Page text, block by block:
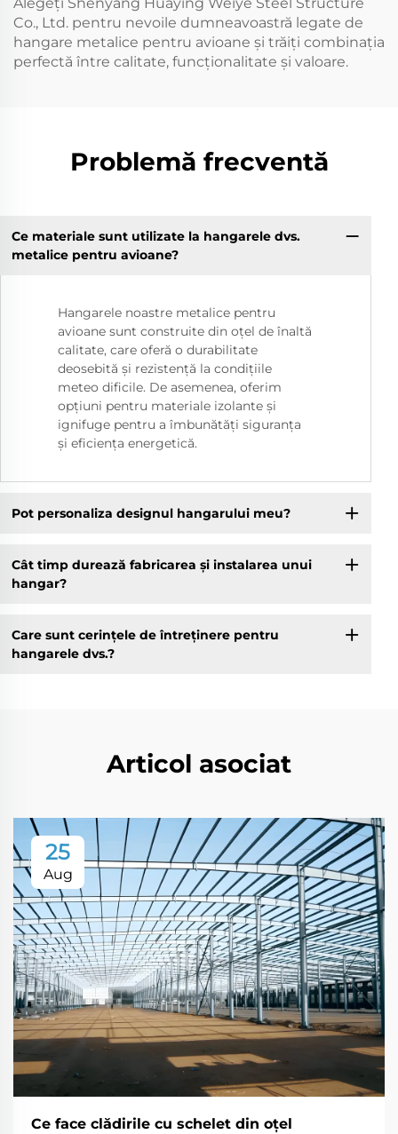
Co., Ltd. pentru nevoile dumneavoastră legate de
hangare metalice pentru avioane și trăiți combinația
perfectă între calitate, funcționalitate și valoare.
Problemă frecventă
Ce materiale sunt utilizate la hangarele dvs.
metalice pentru avioane?
Hangarele noastre metalice pentru
avioane sunt construite din oțel de înaltă
calitate, care oferă o durabilitate
deosebită și rezistență la condițiile
meteo dificile. De asemenea, oferim
opțiuni pentru materiale izolante și
ignifuge pentru a îmbunătăți siguranța
și eficiența energetică.
Pot personaliza designul hangarului meu?
Cât timp durează fabricarea și instalarea unui
hangar?
Care sunt cerințele de întreținere pentru
hangarele dvs.?
Articol asociat
25
Aug
Ce face clădirile cu schelet din oțel